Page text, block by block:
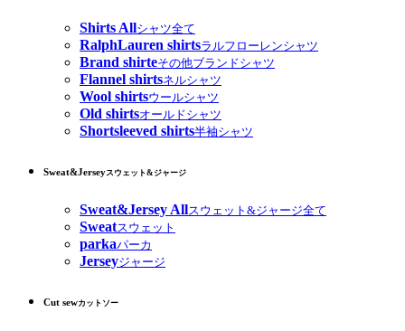
Shirts Allシャツ全て
RalphLauren shirtsラルフローレンシャツ
Brand shirteその他ブランドシャツ
Flannel shirtsネルシャツ
Wool shirtsウールシャツ
Old shirtsオールドシャツ
Shortsleeved shirts半袖シャツ
Sweat&Jerseyスウェット&ジャージ
Sweat&Jersey Allスウェット&ジャージ全て
Sweatスウェット
parkaパーカ
Jerseyジャージ
Cut sewカットソー